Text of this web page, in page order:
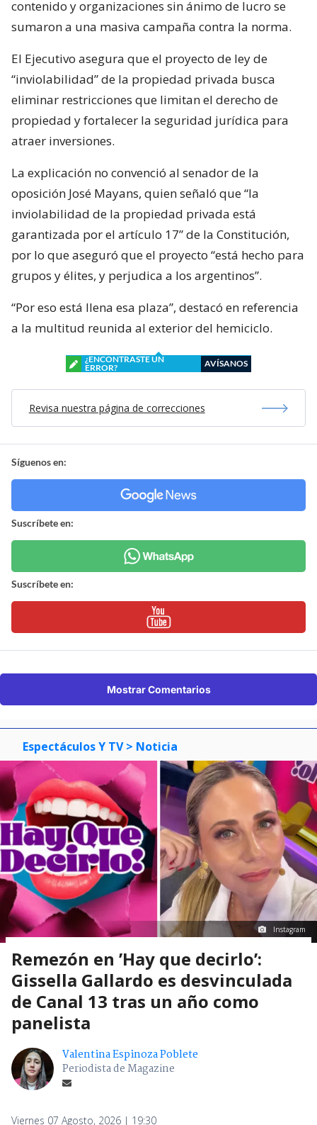
contenido y organizaciones sin ánimo de lucro se
sumaron a una masiva campaña contra la norma.
El Ejecutivo asegura que el proyecto de ley de
“inviolabilidad” de la propiedad privada busca
eliminar restricciones que limitan el derecho de
propiedad y fortalecer la seguridad jurídica para
atraer inversiones.
La explicación no convenció al senador de la
oposición José Mayans, quien señaló que “la
inviolabilidad de la propiedad privada está
garantizada por el artículo 17” de la Constitución,
por lo que aseguró que el proyecto “está hecho para
grupos y élites, y perjudica a los argentinos”.
“Por eso está llena esa plaza”, destacó en referencia
a la multitud reunida al exterior del hemiciclo.
¿ENCONTRASTE UN
ERROR?
AVÍSANOS
Revisa nuestra página de correcciones
Síguenos en:
Suscríbete en:
Suscríbete en:
Mostrar Comentarios
Espectáculos Y TV > Noticia
Instagram
Remezón en ’Hay que decirlo’:
Gissella Gallardo es desvinculada
de Canal 13 tras un año como
panelista
Valentina Espinoza Poblete
Periodista de Magazine
Viernes 07 Agosto, 2026 | 19:30